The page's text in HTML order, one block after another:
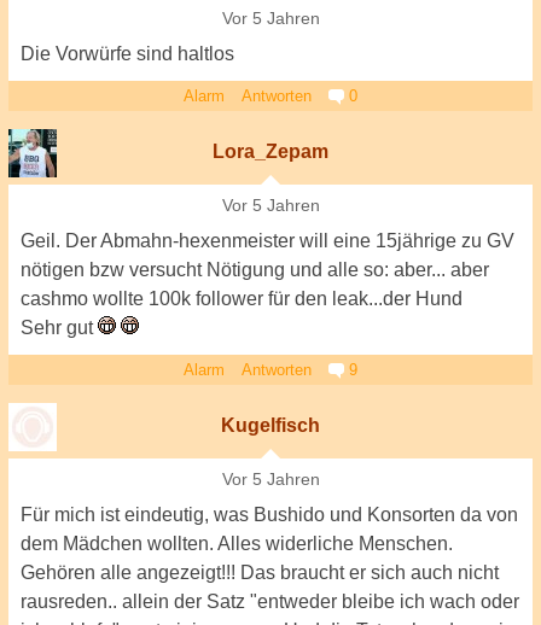
Vor 5 Jahren
Die Vorwürfe sind haltlos
Alarm Antworten 0
Lora_Zepam
Vor 5 Jahren
Geil. Der Abmahn-hexenmeister will eine 15jährige zu GV
nötigen bzw versucht Nötigung und alle so: aber... aber
cashmo wollte 100k follower für den leak...der Hund
Sehr gut
Alarm Antworten 9
Kugelfisch
Vor 5 Jahren
Für mich ist eindeutig, was Bushido und Konsorten da von
dem Mädchen wollten. Alles widerliche Menschen.
Gehören alle angezeigt!!! Das braucht er sich auch nicht
rausreden.. allein der Satz "entweder bleibe ich wach oder